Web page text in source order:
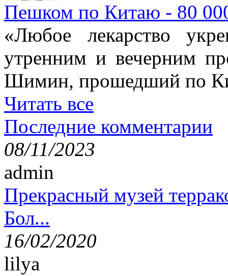
Пешком по Китаю - 80
«Любое лекарство
утренним и вечерним
Шимин, прошедший по
Читать все
Последние комментарии
08/11/2023
admin
Прекрасный музей
Бол...
16/02/2020
lilya